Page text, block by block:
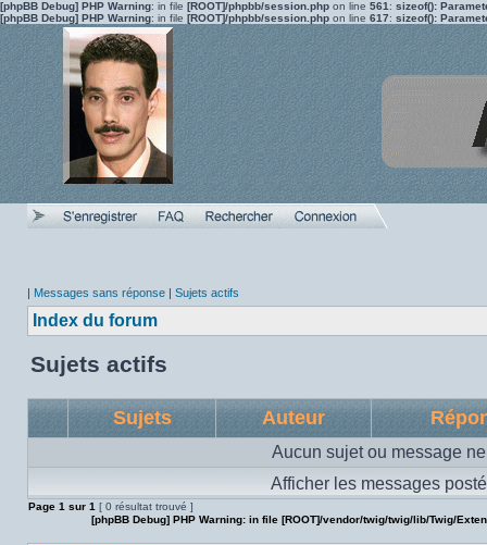
[phpBB Debug] PHP Warning: in file [ROOT]/phpbb/session.php on line 561 : sizeof():
[phpBB Debug] PHP Warning: in file [ROOT]/phpbb/session.php on line 617: sizeof():
| Messages sans réponse | Sujets actifs
Index du forum
Sujets actifs
Sujets Auteur
Aucun sujet ou message
Afficher les messages
Page 1 sur 1 [ 0 résultat trouvé ]
[phpBB Debug] PHP Warning: in file [ROOT]/vendor/twig/twig/lib/Twig/